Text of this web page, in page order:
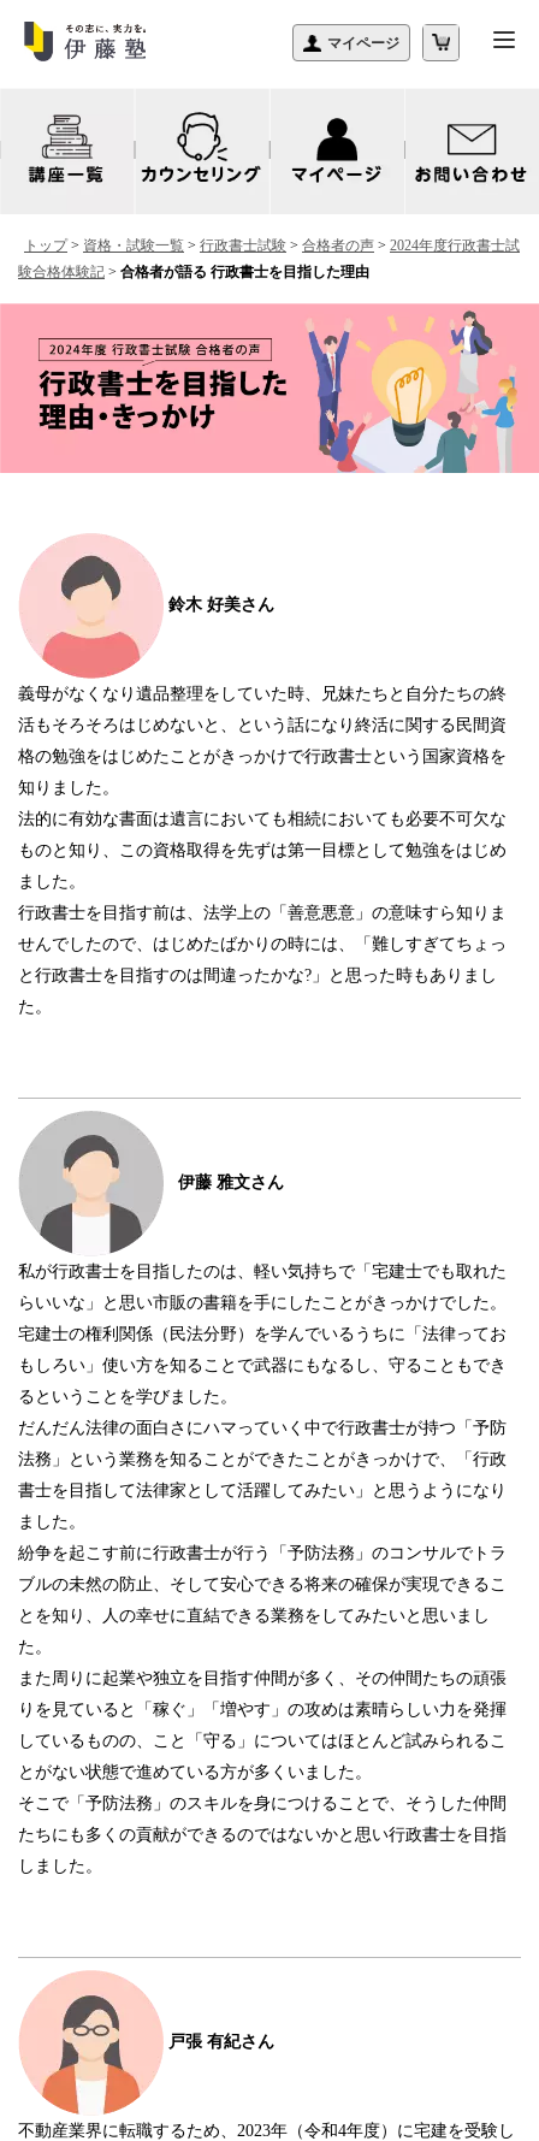
トップ> 資格・試験一覧 > 行政書士試験 > 合格者の声 > 2024年度行政書士試
験合格体験記 > 合格者が語る 行政書士を目指した理由
鈴木 好美さん
義母がなくなり遺品整理をしていた時、兄妹たちと自分たちの終
活もそろそろはじめないと、という話になり終活に関する民間資
格の勉強をはじめたことがきっかけで行政書士という国家資格を
知りました。
法的に有効な書面は遺言においても相続においても必要不可欠な
ものと知り、この資格取得を先ずは第一目標として勉強をはじめ
ました。
行政書士を目指す前は、法学上の「善意悪意」の意味すら知りま
せんでしたので、はじめたばかりの時には、「難しすぎてちょっ
と行政書士を目指すのは間違ったかな?」と思った時もありまし
た。
伊藤 雅文さん
私が行政書士を目指したのは、軽い気持ちで「宅建士でも取れた
らいいな」と思い市販の書籍を手にしたことがきっかけでした。
宅建士の権利関係（民法分野）を学んでいるうちに「法律ってお
もしろい」使い方を知ることで武器にもなるし、守ることもでき
るということを学びました。
だんだん法律の面白さにハマっていく中で行政書士が持つ「予防
法務」という業務を知ることができたことがきっかけで、「行政
書士を目指して法律家として活躍してみたい」と思うようになり
ました。
紛争を起こす前に行政書士が行う「予防法務」のコンサルでトラ
ブルの未然の防止、そして安心できる将来の確保が実現できるこ
とを知り、人の幸せに直結できる業務をしてみたいと思いまし
た。
また周りに起業や独立を目指す仲間が多く、その仲間たちの頑張
りを見ていると「稼ぐ」「増やす」の攻めは素晴らしい力を発揮
しているものの、こと「守る」についてはほとんど試みられるこ
とがない状態で進めている方が多くいました。
そこで「予防法務」のスキルを身につけることで、そうした仲間
たちにも多くの貢献ができるのではないかと思い行政書士を目指
しました。
戸張 有紀さん
不動産業界に転職するため、2023年（令和4年度）に宅建を受験し